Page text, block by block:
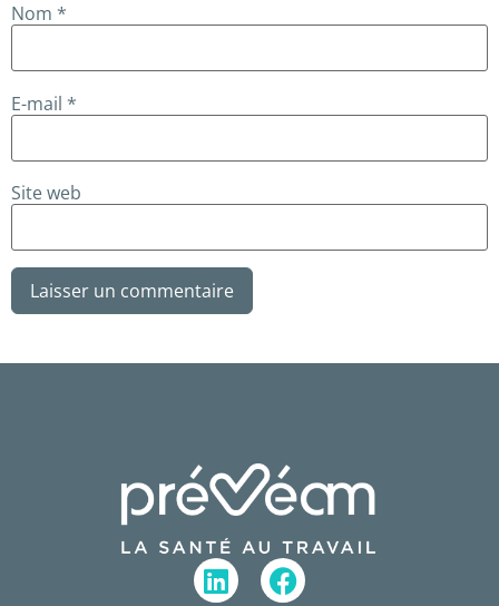
Nom *
E-mail *
Site web